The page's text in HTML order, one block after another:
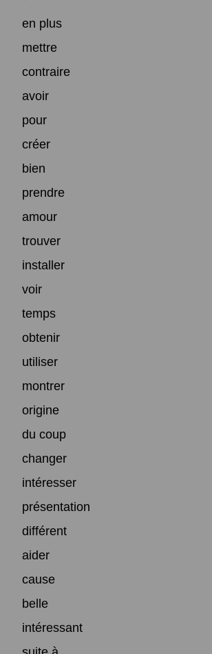
en plus
mettre
contraire
avoir
pour
créer
bien
prendre
amour
trouver
installer
voir
temps
obtenir
utiliser
montrer
origine
du coup
changer
intéresser
présentation
différent
aider
cause
belle
intéressant